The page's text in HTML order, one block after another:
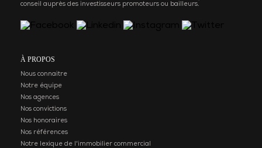
conseil auprès des investisseurs promoteurs ou bailleurs.
À PROPOS
Nous connaitre
Notre équipe
Nos agences
Nos convictions
Nos honoraires
Nos références
Notre lexique de l'immobilier commercial